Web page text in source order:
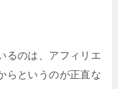
るのは、アフィリエ
らというのが正直な